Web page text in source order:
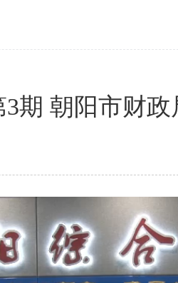
3期 朝阳市财